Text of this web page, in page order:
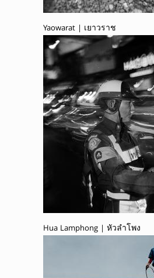
Yaowarat | เยาวราช
Hua Lamphong | หัวลำโพง